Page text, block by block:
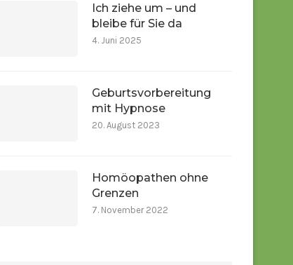
Ich ziehe um – und
bleibe für Sie da
4. Juni 2025
Geburtsvorbereitung
mit Hypnose
20. August 2023
Homöopathen ohne
Grenzen
7. November 2022